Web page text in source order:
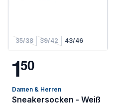
35/38 39/42 43/46
150
Damen & Herren
Sneakersocken - Weiß